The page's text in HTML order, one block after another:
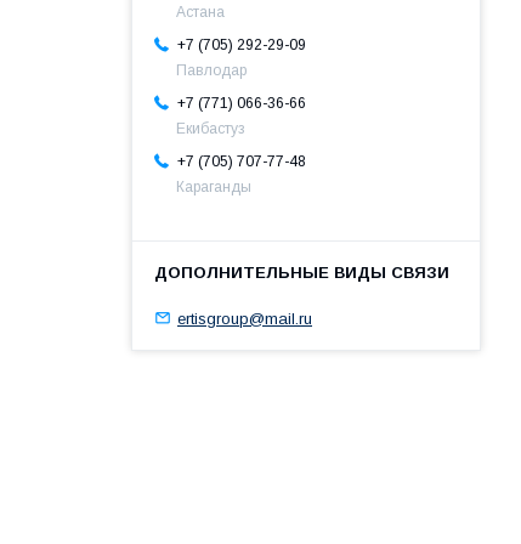
Астана
+7 (705) 292-29-09
Павлодар
+7 (771) 066-36-66
Екибастуз
+7 (705) 707-77-48
Караганды
ertisgroup@mail.ru